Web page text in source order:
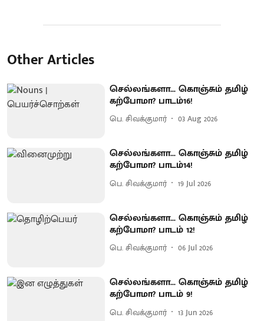
Other Articles
செல்லங்களா... கொஞ்சும் தமிழ்
கற்போமா? பாடம்16!
பெ. சிவக்குமார் 03 Aug 2026
செல்லங்களா... கொஞ்சும் தமிழ்
கற்போமா? பாடம்14!
பெ. சிவக்குமார் 19 Jul 2026
செல்லங்களா... கொஞ்சும் தமிழ்
கற்போமா? பாடம் 12!
பெ. சிவக்குமார் 06 Jul 2026
செல்லங்களா... கொஞ்சும் தமிழ்
கற்போமா? பாடம் 9!
பெ. சிவக்குமார் 13 Jun 2026